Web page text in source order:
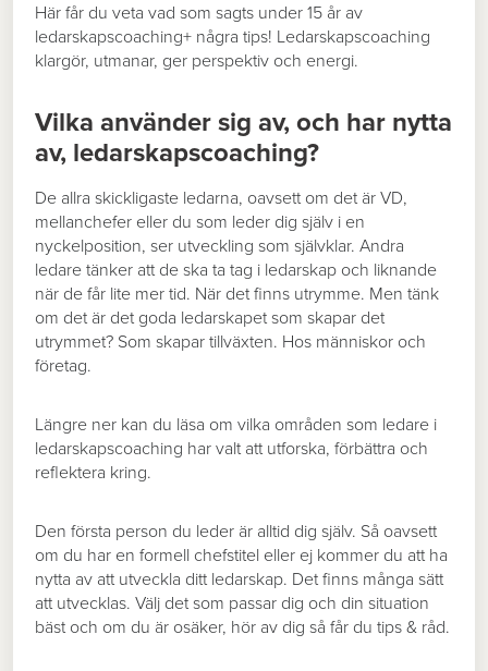
Här får du veta vad som sagts under 15 år av
ledarskapscoaching+ några tips! Ledarskapscoaching
klargör, utmanar, ger perspektiv och energi.
Vilka använder sig av, och har nytta
av, ledarskapscoaching?
De allra skickligaste ledarna, oavsett om det är VD,
mellanchefer eller du som leder dig själv i en
nyckelposition, ser utveckling som självklar. Andra
ledare tänker att de ska ta tag i ledarskap och liknande
när de får lite mer tid. När det finns utrymme. Men tänk
om det är det goda ledarskapet som skapar det
utrymmet? Som skapar tillväxten. Hos människor och
företag.
Längre ner kan du läsa om vilka områden som ledare i
ledarskapscoaching har valt att utforska, förbättra och
reflektera kring.
Den första person du leder är alltid dig själv. Så oavsett
om du har en formell chefstitel eller ej kommer du att ha
nytta av att utveckla ditt ledarskap. Det finns många sätt
att utvecklas. Välj det som passar dig och din situation
bäst och om du är osäker, hör av dig så får du tips & råd.